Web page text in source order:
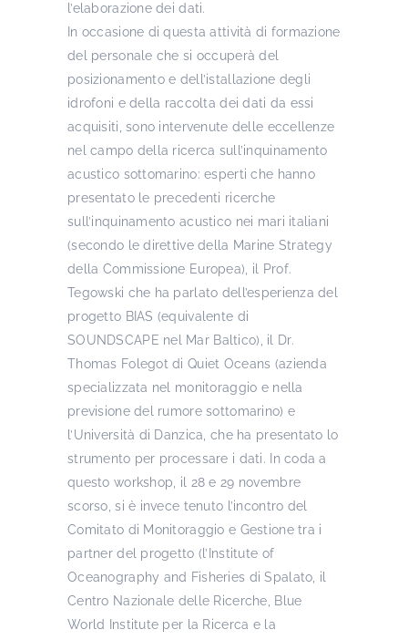
l’elaborazione dei dati.
In occasione di questa attività di formazione
del personale che si occuperà del
posizionamento e dell’istallazione degli
idrofoni e della raccolta dei dati da essi
acquisiti, sono intervenute delle eccellenze
nel campo della ricerca sull’inquinamento
acustico sottomarino: esperti che hanno
presentato le precedenti ricerche
sull’inquinamento acustico nei mari italiani
(secondo le direttive della Marine Strategy
della Commissione Europea), il Prof.
Tegowski che ha parlato dell’esperienza del
progetto BIAS (equivalente di
SOUNDSCAPE nel Mar Baltico), il Dr.
Thomas Folegot di Quiet Oceans (azienda
specializzata nel monitoraggio e nella
previsione del rumore sottomarino) e
l’Università di Danzica, che ha presentato lo
strumento per processare i dati. In coda a
questo workshop, il 28 e 29 novembre
scorso, si è invece tenuto l’incontro del
Comitato di Monitoraggio e Gestione tra i
partner del progetto (l’Institute of
Oceanography and Fisheries di Spalato, il
Centro Nazionale delle Ricerche, Blue
World Institute per la Ricerca e la